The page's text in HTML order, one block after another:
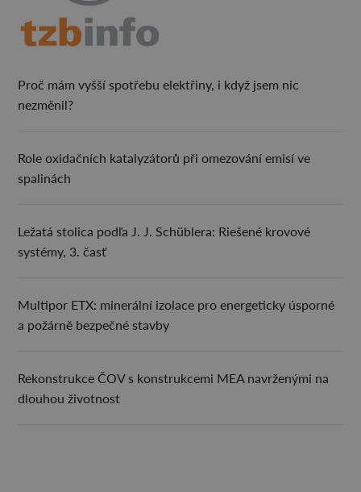
Proč mám vyšší spotřebu elektřiny, i když jsem nic
nezměnil?
Role oxidačních katalyzátorů při omezování emisí ve
spalinách
Ležatá stolica podľa J. J. Schüblera: Riešené krovové
systémy, 3. časť
Multipor ETX: minerální izolace pro energeticky úsporné
a požárně bezpečné stavby
Rekonstrukce ČOV s konstrukcemi MEA navrženými na
dlouhou životnost